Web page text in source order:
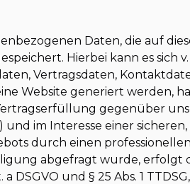
Daten, die auf
Hierbei kann es sich
Vertragsdaten,
Website generiert werden,
gegenüber
und im Interesse einer
durch einen professionellen
abgefragt wurde, erfolgt
DSGVO und § 25 Abs. 1